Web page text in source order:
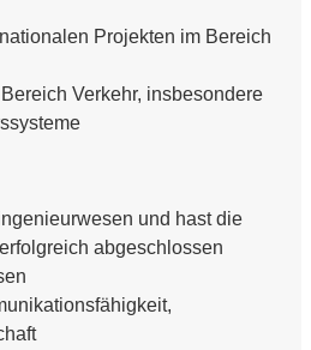
Projekten im Bereich
Verkehr, insbesondere
und hast die
abgeschlossen